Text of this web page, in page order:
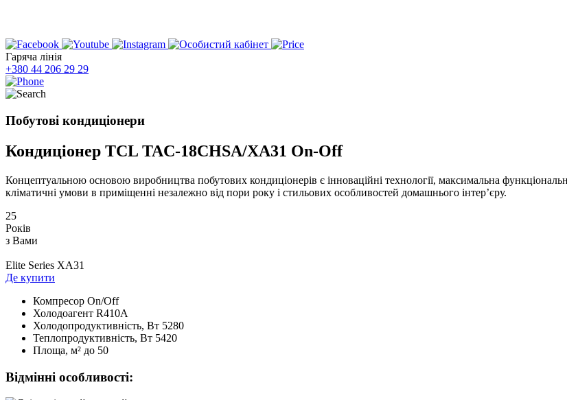
Гаряча лінія
+380 44 206 29 29
Побутові кондиціонери
Кондиціонер TCL TAC-18CHSA/XA31 On-Off
Концептуальною основою виробництва побутових кондиціонерів є інноваційні технології, максимальна
кліматичні умови в приміщенні незалежно від пори року і стильових особливостей домашнього інтер’єру.
25
Років
з Вами
Elite Series XA31
Де купити
Компресор On/Off
Холодоагент R410А
Холодопродуктивність, Bт 5280
Теплопродуктивність, Bт 5420
Площа, м² до 50
Відмінні особливості: